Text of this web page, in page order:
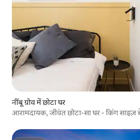
नींबू ग्रोव में छोटा घर
आरामदायक, जीवंत छोटा-सा घर - किंग